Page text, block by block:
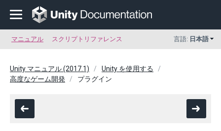
マニュアル スクリプトリファレンス 言語: 日本語
Unity マニュアル (2017.1)
Unity を使用する
高度なゲーム開発
プラグイン